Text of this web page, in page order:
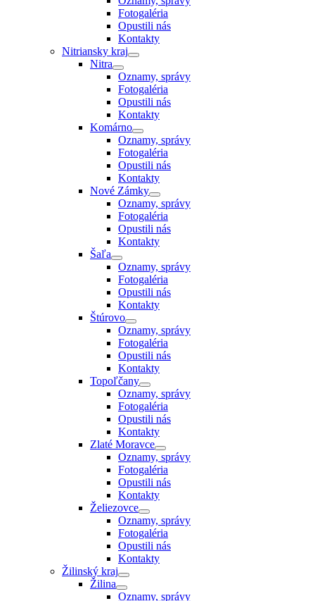
Fotogaléria
Opustili nás
Kontakty
Nitriansky kraj
Nitra
Oznamy, správy
Fotogaléria
Opustili nás
Kontakty
Komárno
Oznamy, správy
Fotogaléria
Opustili nás
Kontakty
Nové Zámky
Oznamy, správy
Fotogaléria
Opustili nás
Kontakty
Šaľa
Oznamy, správy
Fotogaléria
Opustili nás
Kontakty
Štúrovo
Oznamy, správy
Fotogaléria
Opustili nás
Kontakty
Topoľčany
Oznamy, správy
Fotogaléria
Opustili nás
Kontakty
Zlaté Moravce
Oznamy, správy
Fotogaléria
Opustili nás
Kontakty
Želiezovce
Oznamy, správy
Fotogaléria
Opustili nás
Kontakty
Žilinský kraj
Žilina
Oznamy, správy